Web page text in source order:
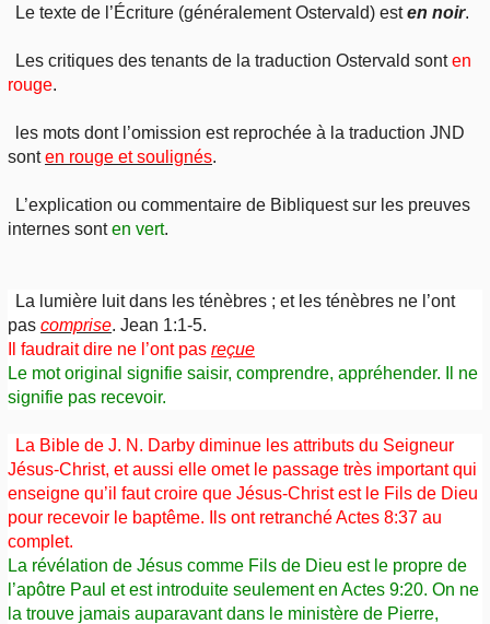
Le texte de l’Écriture (généralement Ostervald) esten noir.
Les critiques des tenants de la traduction Ostervald sonten
rouge.
les mots dont l’omission est reprochée à la traduction JND
sonten rouge et soulignés.
L’explication ou commentaire de Bibliquest sur les preuves
internes sonten vert.
La lumière luit dans les ténèbres ; et les ténèbres ne l’ont
pas comprise. Jean 1:1-5.
Il faudrait dire ne l’ont pas reçue
Le mot original signifie saisir, comprendre, appréhender. Il ne
signifie pas recevoir.
La Bible de J. N. Darby diminue les attributs du Seigneur
Jésus-Christ, et aussi elle omet le passage très important qui
enseigne qu’il faut croire que Jésus-Christ est le Fils de Dieu
pour recevoir le baptême. Ils ont retranché Actes 8:37 au
complet.
La révélation de Jésus comme Fils de Dieu est le propre de
l’apôtre Paul et est introduite seulement en Actes 9:20. On ne
la trouve jamais auparavant dans le ministère de Pierre,